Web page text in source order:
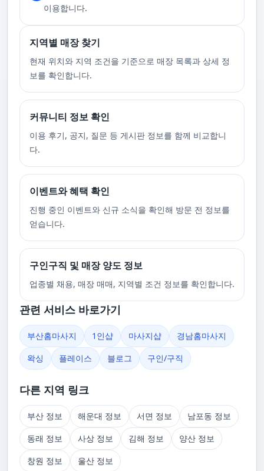
이용합니다.
지역별 매장 찾기
현재 위치와 지역 조건을 기준으로 매장 목록과 상세 정
보를 확인합니다.
커뮤니티 정보 확인
이용 후기, 공지, 질문 등 게시판 정보를 함께 비교합니
다.
이벤트와 혜택 확인
진행 중인 이벤트와 신규 소식을 확인해 방문 전 정보를
얻습니다.
구인구직 및 매장 양도 정보
업종별 채용, 매장 매매, 지역별 조건 정보를 확인합니다.
관련 서비스 바로가기
부산홈마사지 1인샵 마사지샵
경남홈마사지
왁싱
플레이스 블로그 구인/구직
다른 지역 링크
부산 정보 해운대 정보 서면 정보
남포동 정보
동래 정보
사상 정보 김해 정보
양산 정보
창원 정보
울산 정보